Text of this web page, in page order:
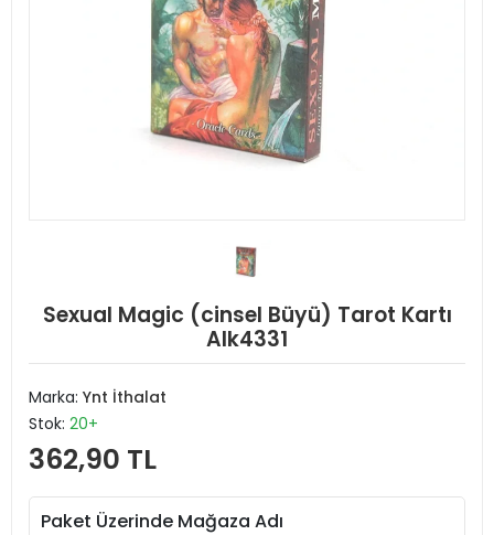
Sexual Magic (cinsel Büyü) Tarot Kartı
Alk4331
Marka: Ynt İthalat
Stok: 20+
362,90 TL
Paket Üzerinde Mağaza Adı